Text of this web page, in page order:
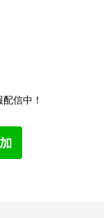
信中！